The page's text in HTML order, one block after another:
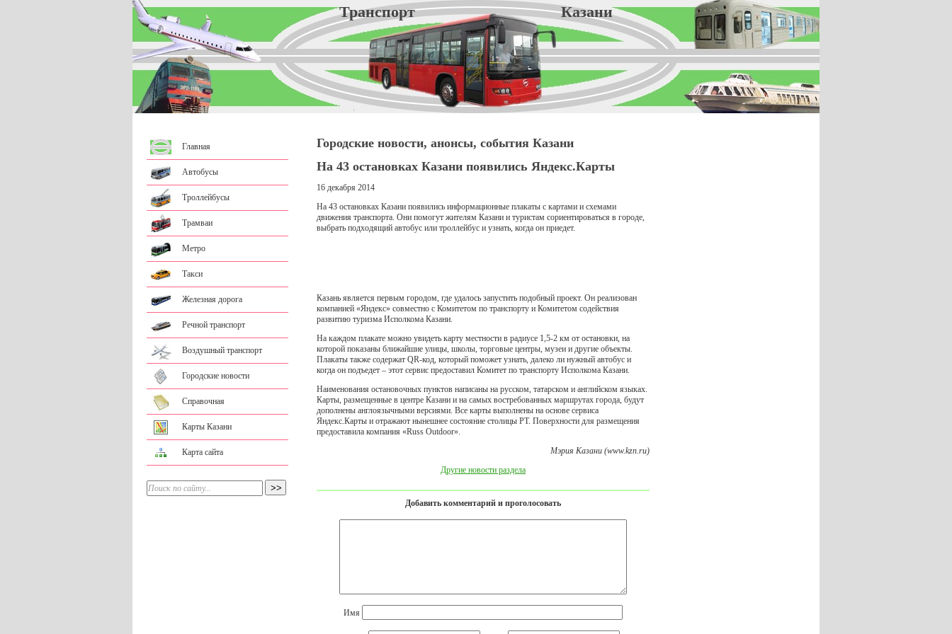
Транспорт Казани
Главная
Автобусы
Троллейбусы
Трамваи
Метро
Такси
Железная дорога
Речной транспорт
Воздушный транспорт
Городские новости
Справочная
Карты Казани
Карта сайта
Городские новости, анонсы, события Казани
На 43 остановках Казани появились Яндекс.Карты
16 декабря 2014
На 43 остановках Казани появились информационные плакаты с картами и схемами
движения транспорта. Они помогут жителям Казани и туристам сориентироваться в городе,
выбрать подходящий автобус или троллейбус и узнать, когда он приедет.
Казань является первым городом, где удалось запустить подобный проект. Он реализован
компанией «Яндекс» совместно с Комитетом по транспорту и Комитетом содействия
развитию туризма Исполкома Казани.
На каждом плакате можно увидеть карту местности в радиусе 1,5-2 км от остановки, на
которой показаны ближайшие улицы, школы, торговые центры, музеи и другие объекты.
Плакаты также содержат QR-код, который поможет узнать, далеко ли нужный автобус и
когда он подъедет – этот сервис предоставил Комитет по транспорту Исполкома Казани.
Наименования остановочных пунктов написаны на русском, татарском и английском языках.
Карты, размещенные в центре Казани и на самых востребованных маршрутах города, будут
дополнены англоязычными версиями. Все карты выполнены на основе сервиса
Яндекс.Карты и отражают нынешнее состояние столицы РТ. Поверхности для размещения
предоставила компания «Russ Outdoor».
Мэрия Казани (www.kzn.ru)
Другие новости раздела
Добавить комментарий и проголосовать
Имя